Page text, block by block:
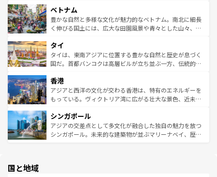
参照してほしい。
容にもいいと評判のスイーツなど、バラエティ豊かな料理
が味わえる。 なお、新着の台湾情報は コンテンツ一覧を参
照してほしい。
き、地方に足を延ばせば四季折々の自然美を楽しむことが
できる。そして、キムチや焼肉、絶品のストリートフード
まで、さまざまな韓国料理が待っている。夜には、韓国な
リティに包まれながら、韓国の多彩な魅力を心ゆくまで味
わってみてほしい。 なお、新着の韓国情報はコンテンツ一
覧を参照してほしい。
ベトナム
豊かな自然と多様な文化が魅力的なベトナム。南北に細長
く伸びる国土には、広大な田園風景や青々とした山々、世
急速な発展と共に伝統が息づく。ハノイの古い町並みやホ
ーチミン市のフランス統治時代の建物も、独特の雰囲気を
醸し出している。また、バラエティの豊かさとおいしさで
とつ。フォーやバインミー、ベトナムコーヒーなどは、ぜ
ひ現地で味わいたい。どの地域を訪れてもあたたかい人々
が旅行者を迎えてくれるので、きっと忘れられない旅にな
参照してほしい。
タイ
タイは、東南アジアに位置する豊かな自然と歴史が息づく
国だ。首都バンコクは高層ビルが立ち並ぶ一方、伝統的な
の活気が交差している。北部ではチェンマイなどの山岳地
帯で自然と触れ合い、南部ではプーケットやクラビの美し
いビーチでリゾート気分を楽しむことができる。タイ料理
激する。気候は一年中温暖で、どの季節にも異なる楽しみ
が待っている。親しみやすいタイの人々、仏教を中心とし
た文化、そして多様な観光資源が、訪れる旅人を魅了し続
香港
アジアと西洋の文化が交わる香港は、特有のエネルギーを
もっている。ヴィクトリア湾に広がる壮大な景色、近未来
み、どこを訪れても感動するはず。観光スポットが密集し
ており、効率よく見どころを回れるのも魅力。息をのむよ
うな絶景から文化的な体験まで、香港を存分に楽しみ尽く
シンガポール
アジアの交差点として多文化が融合した独自の魅力を放つ
シンガポール。未来的な建築物が並ぶマリーナベイ、歴史
国と地域